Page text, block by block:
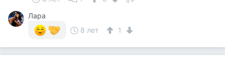
Лара
8 лет
1